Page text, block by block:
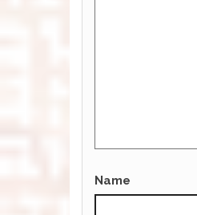
Name